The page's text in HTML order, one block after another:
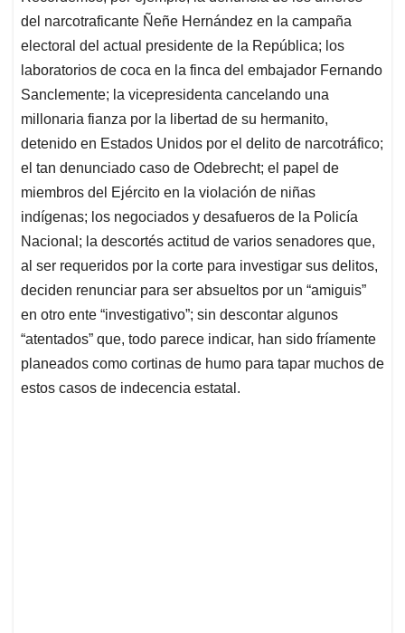
del narcotraficante Ñeñe Hernández en la campaña
electoral del actual presidente de la República; los
laboratorios de coca en la finca del embajador Fernando
Sanclemente; la vicepresidenta cancelando una
millonaria fianza por la libertad de su hermanito,
detenido en Estados Unidos por el delito de narcotráfico;
el tan denunciado caso de Odebrecht; el papel de
miembros del Ejército en la violación de niñas
indígenas; los negociados y desafueros de la Policía
Nacional; la descortés actitud de varios senadores que,
al ser requeridos por la corte para investigar sus delitos,
deciden renunciar para ser absueltos por un “amiguis”
en otro ente “investigativo”; sin descontar algunos
“atentados” que, todo parece indicar, han sido fríamente
planeados como cortinas de humo para tapar muchos de
estos casos de indecencia estatal.